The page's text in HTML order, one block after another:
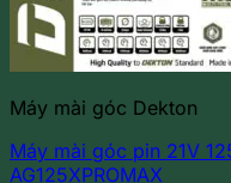
Máy mài góc Dekton
Máy mài góc pin 21V
AG125XPROMAX